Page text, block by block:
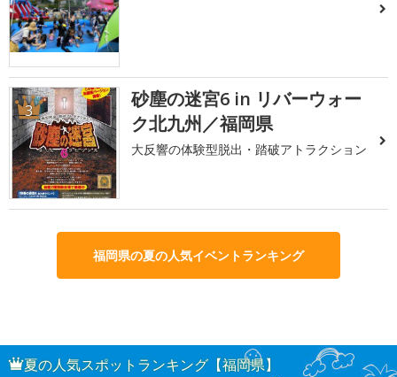
3
砂塵の迷宮6 in リバーウォー
ク北九州／福岡県
大反響の体験型脱出・踏破アトラクション
福岡県の夏の人気イベントランキング
夏の人気スポットランキング【福岡県】